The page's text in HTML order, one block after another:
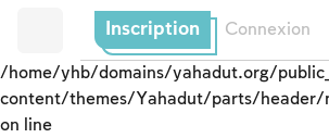
Inscription Connexion
/home/yhb/domains/yahadut.org/
content/themes/Yahadut/parts/header/
on line